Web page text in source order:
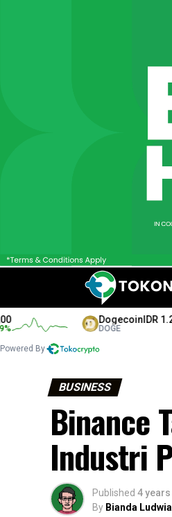
DogecoinIDR 1.246,00
DOGE
Powered By
BUSINESS
Binance
Industri
Published 4
By Bianda